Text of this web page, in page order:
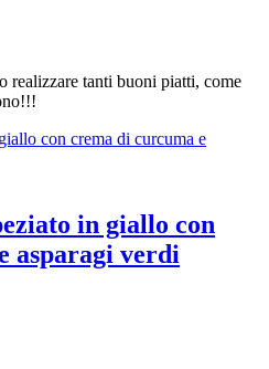
realizzare tanti buoni piatti, come
in giallo con
asparagi verdi